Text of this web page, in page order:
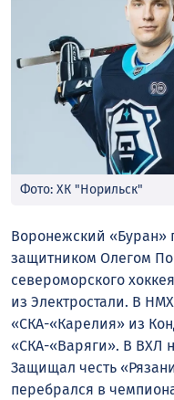
Фото: ХК "Норильск"
Воронежский «Буран»
защитником Олегом
североморского
из Электростали. В
«СКА-«Карелия» из
«СКА-«Варяги». В ВХЛ
Защищал честь
перебрался в